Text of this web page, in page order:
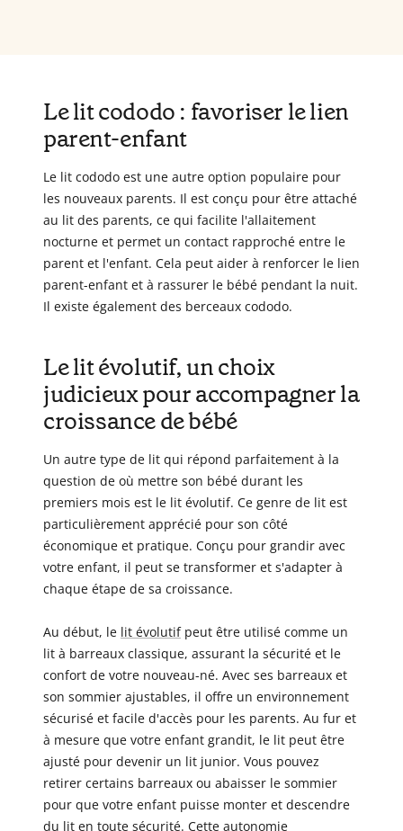
Le lit cododo : favoriser le lien
parent-enfant
Le lit cododo est une autre option populaire pour
les nouveaux parents. Il est conçu pour être attaché
au lit des parents, ce qui facilite l'allaitement
nocturne et permet un contact rapproché entre le
parent et l'enfant. Cela peut aider à renforcer le lien
parent-enfant et à rassurer le bébé pendant la nuit.
Il existe également des berceaux cododo.
Le lit évolutif, un choix
judicieux pour accompagner la
croissance de bébé
Un autre type de lit qui répond parfaitement à la
question de où mettre son bébé durant les
premiers mois est le lit évolutif. Ce genre de lit est
particulièrement apprécié pour son côté
économique et pratique. Conçu pour grandir avec
votre enfant, il peut se transformer et s'adapter à
chaque étape de sa croissance.
Au début, le lit évolutifpeut être utilisé comme un
lit à barreaux classique, assurant la sécurité et le
confort de votre nouveau-né. Avec ses barreaux et
son sommier ajustables, il offre un environnement
sécurisé et facile d'accès pour les parents. Au fur et
à mesure que votre enfant grandit, le lit peut être
ajusté pour devenir un lit junior. Vous pouvez
retirer certains barreaux ou abaisser le sommier
pour que votre enfant puisse monter et descendre
du lit en toute sécurité. Cette autonomie